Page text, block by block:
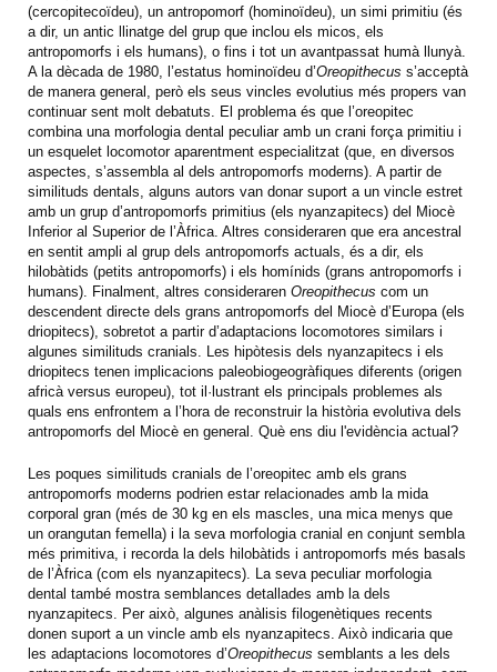
(cercopitecoïdeu), un antropomorf (hominoïdeu), un simi primitiu (és
a dir, un antic llinatge del grup que inclou els micos, els
antropomorfs i els humans), o fins i tot un avantpassat humà llunyà.
A la dècada de 1980, l’estatus hominoïdeu d’Oreopithecus s’acceptà
de manera general, però els seus vincles evolutius més propers van
continuar sent molt debatuts. El problema és que l’oreopitec
combina una morfologia dental peculiar amb un crani força primitiu i
un esquelet locomotor aparentment especialitzat (que, en diversos
aspectes, s’assembla al dels antropomorfs moderns). A partir de
similituds dentals, alguns autors van donar suport a un vincle estret
amb un grup d’antropomorfs primitius (els nyanzapitecs) del Miocè
Inferior al Superior de l’Àfrica. Altres consideraren que era ancestral
en sentit ampli al grup dels antropomorfs actuals, és a dir, els
hilobàtids (petits antropomorfs) i els homínids (grans antropomorfs i
humans). Finalment, altres consideraren Oreopithecus com un
descendent directe dels grans antropomorfs del Miocè d’Europa (els
driopitecs), sobretot a partir d’adaptacions locomotores similars i
algunes similituds cranials. Les hipòtesis dels nyanzapitecs i els
driopitecs tenen implicacions paleobiogeogràfiques diferents (origen
africà versus europeu), tot il·lustrant els principals problemes als
quals ens enfrontem a l’hora de reconstruir la història evolutiva dels
antropomorfs del Miocè en general. Què ens diu l'evidència actual?
Les poques similituds cranials de l’oreopitec amb els grans
antropomorfs moderns podrien estar relacionades amb la mida
corporal gran (més de 30 kg en els mascles, una mica menys que
un orangutan femella) i la seva morfologia cranial en conjunt sembla
més primitiva, i recorda la dels hilobàtids i antropomorfs més basals
de l’Àfrica (com els nyanzapitecs). La seva peculiar morfologia
dental també mostra semblances detallades amb la dels
nyanzapitecs. Per això, algunes anàlisis filogenètiques recents
donen suport a un vincle amb els nyanzapitecs. Això indicaria que
les adaptacions locomotores d’Oreopithecus semblants a les dels